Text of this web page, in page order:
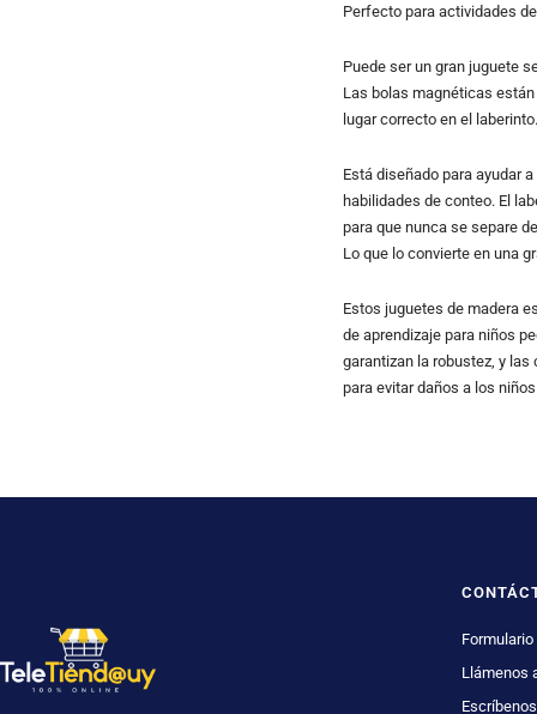
Perfecto para actividades
Puede ser un gran juguete
Las bolas magnéticas
lugar correcto en el
Está diseñado para ayudar
habilidades de conteo. El
para que nunca se separe
Lo que lo convierte en una
Estos juguetes de madera
de aprendizaje para niños
garantizan la robustez, y
para evitar daños a los
Llámenos